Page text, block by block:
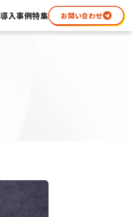
導入事例特集 お問い合わせ